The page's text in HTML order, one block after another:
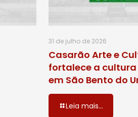
31 de julho de 2026
Casarão Arte e
fortalece a
em São Bento do
Leia mais...